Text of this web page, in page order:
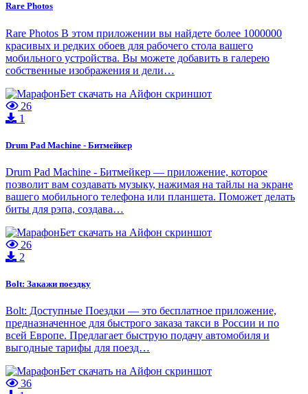
Rare Photos
Rare Photos В этом приложении вы найдете более 1000000
красивых и редких обоев для рабочего стола вашего
мобильного устройства. Вы можете добавить в галерею
собственные изображения и дели…
26
1
Drum Pad Machine - Битмейкер
Drum Pad Machine - Битмейкер — приложение, которое
позволит вам создавать музыку, нажимая на тайлы на экране
вашего мобильного телефона или планшета. Поможет делать
биты для рэпа, создава…
26
2
Bolt: Закажи поездку
Bolt: Доступные Поездк‪и — это бесплатное приложение,
предназначенное для быстрого заказа такси в России и по
всей Европе. Предлагает быструю подачу автомобиля и
выгодные тарифы для поезд…
36